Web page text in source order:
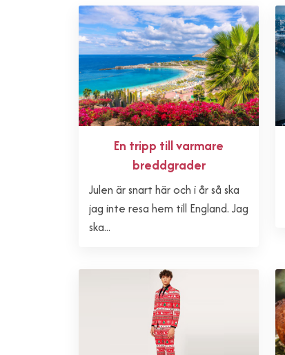
En tripp till varmare
breddgrader
Julen är snart här och i år så ska
jag inte resa hem till England. Jag
ska...